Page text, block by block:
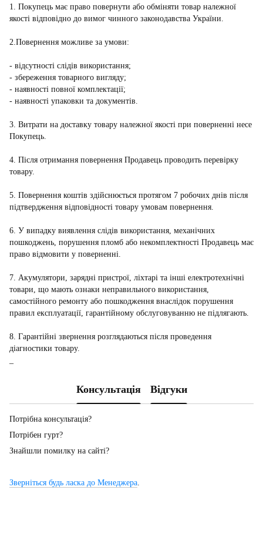
1. Покупець має право повернути або обміняти товар належної
якості відповідно до вимог чинного законодавства України.
2.Повернення можливе за умови:
- відсутності слідів використання;
- збереження товарного вигляду;
- наявності повної комплектації;
- наявності упаковки та документів.
3. Витрати на доставку товару належної якості при поверненні несе
Покупець.
4. Після отримання повернення Продавець проводить перевірку
товару.
5. Повернення коштів здійснюється протягом 7 робочих днів після
підтвердження відповідності товару умовам повернення.
6. У випадку виявлення слідів використання, механічних
пошкоджень, порушення пломб або некомплектності Продавець має
право відмовити у поверненні.
7. Акумулятори, зарядні пристрої, ліхтарі та інші електротехнічні
товари, що мають ознаки неправильного використання,
самостійного ремонту або пошкодження внаслідок порушення
правил експлуатації, гарантійному обслуговуванню не підлягають.
8. Гарантійні звернення розглядаються після проведення
діагностики товару.
Консультація Відгуки
Потрібна консультація?
Потрібен гурт?
Знайшли помилку на сайті?
Зверніться будь ласка до Менеджера